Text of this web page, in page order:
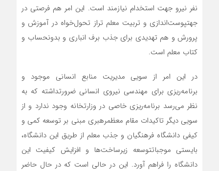
نفر نیرو جهت استخدام نیازمند است. این امر هم فرصتی در
جهتپوست‌اندازی و تربیت معلم تراز تحول‌خواه در آموزش و
پرورش و هم تهدیدی برای جذب برف انباری و بدونحساب و
کتاب معلم است.
در این امر از سویی مدیریت منابع انسانی موجود و
برنامه‌ریزی برای مهندسی نیروی انسانی ضرورتداشته که به
نظر می‌رسد برنامه‌ریزی خاصی در وزارتخانه وجود ندارد و از
سویی دیگر تاکیدات مقام معظمرهبری مبنی بر توسعه کمی و
کیفی دانشگاه فرهنگیان و جذب معلم از طریق این دانشگاه،
بایستی موجباتتوسعه زیرساخت‌ها و افزایش کیفیت این
دانشگاه را فراهم آورد. این در حالی است که در حال حاضر